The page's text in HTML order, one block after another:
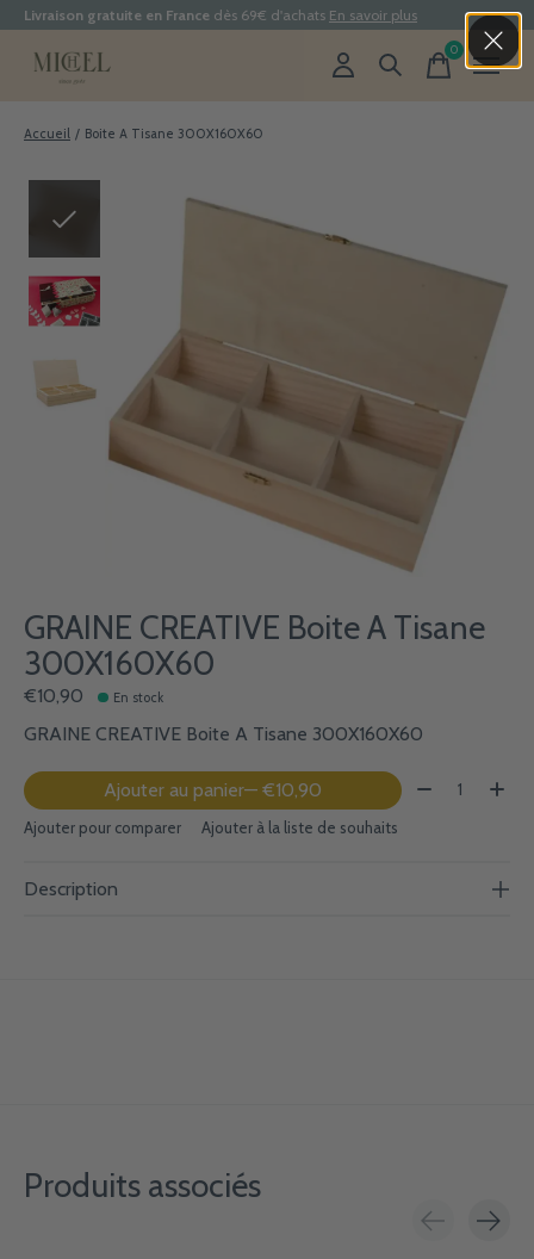
Livraison gratuite en France dès 69€ d'achats En savoir plus
0items
Accueil / Boite A Tisane 300X160X60
GRAINE CREATIVE Boite A Tisane
300X160X60
€10,90 En stock
GRAINE CREATIVE Boite A Tisane 300X160X60
Ajouter au panier — €10,90 Quantité:
Ajouter pour comparer Ajouter à la liste de souhaits
Description
Produits associés